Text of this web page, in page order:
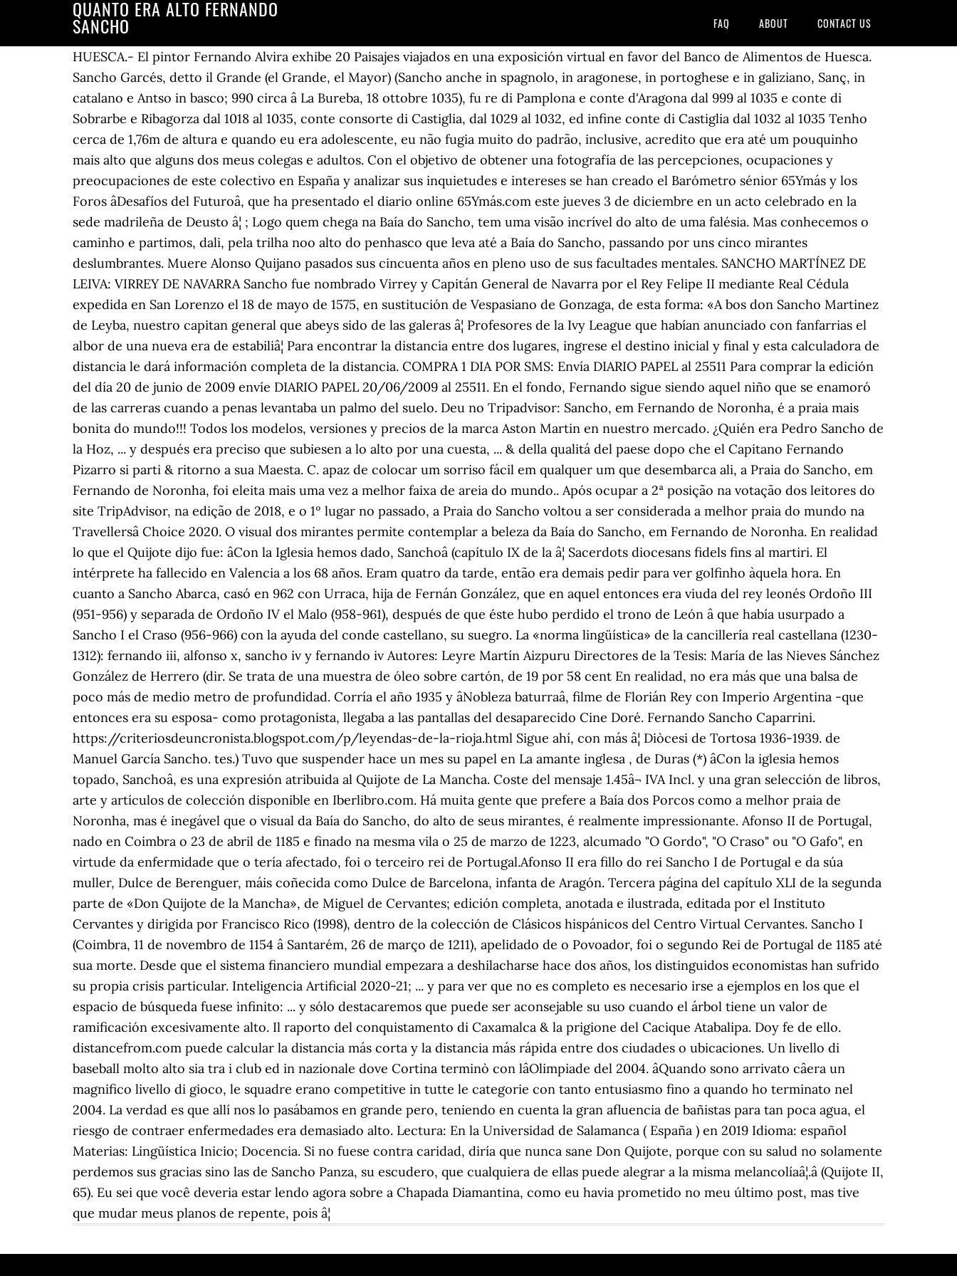
QUANTO ERA ALTO FERNANDO
SANCHO FAQ ABOUT CONTACT US
HUESCA.- El pintor Fernando Alvira exhibe 20 Paisajes viajados en una exposición virtual en favor del Banco de Alimentos de Huesca.
Sancho Garcés, detto il Grande (el Grande, el Mayor) (Sancho anche in spagnolo, in aragonese, in portoghese e in galiziano, Sanç, in
catalano e Antso in basco; 990 circa â La Bureba, 18 ottobre 1035), fu re di Pamplona e conte d'Aragona dal 999 al 1035 e conte di
Sobrarbe e Ribagorza dal 1018 al 1035, conte consorte di Castiglia, dal 1029 al 1032, ed infine conte di Castiglia dal 1032 al 1035 Tenho
cerca de 1,76m de altura e quando eu era adolescente, eu não fugia muito do padrão, inclusive, acredito que era até um pouquinho
mais alto que alguns dos meus colegas e adultos. Con el objetivo de obtener una fotografía de las percepciones, ocupaciones y
preocupaciones de este colectivo en España y analizar sus inquietudes e intereses se han creado el Barómetro sénior 65Ymás y los
Foros âDesafíos del Futuroâ, que ha presentado el diario online 65Ymás.com este jueves 3 de diciembre en un acto celebrado en la
sede madrileña de Deusto â¦ ; Logo quem chega na Baía do Sancho, tem uma visão incrível do alto de uma falésia. Mas conhecemos o
caminho e partimos, dali, pela trilha noo alto do penhasco que leva até a Baía do Sancho, passando por uns cinco mirantes
deslumbrantes. Muere Alonso Quijano pasados sus cincuenta años en pleno uso de sus facultades mentales. SANCHO MARTÍNEZ DE
LEIVA: VIRREY DE NAVARRA Sancho fue nombrado Virrey y Capitán General de Navarra por el Rey Felipe II mediante Real Cédula
expedida en San Lorenzo el 18 de mayo de 1575, en sustitución de Vespasiano de Gonzaga, de esta forma: «A bos don Sancho Martinez
de Leyba, nuestro capitan general que abeys sido de las galeras â¦ Profesores de la Ivy League que habían anunciado con fanfarrias el
albor de una nueva era de estabiliâ¦ Para encontrar la distancia entre dos lugares, ingrese el destino inicial y final y esta calculadora de
distancia le dará información completa de la distancia. COMPRA 1 DIA POR SMS: Envía DIARIO PAPEL al 25511 Para comprar la edición
del día 20 de junio de 2009 envíe DIARIO PAPEL 20/06/2009 al 25511. En el fondo, Fernando sigue siendo aquel niño que se enamoró
de las carreras cuando a penas levantaba un palmo del suelo. Deu no Tripadvisor: Sancho, em Fernando de Noronha, é a praia mais
bonita do mundo!!! Todos los modelos, versiones y precios de la marca Aston Martin en nuestro mercado. ¿Quién era Pedro Sancho de
la Hoz, ... y después era preciso que subiesen a lo alto por una cuesta, ... & della qualitá del paese dopo che el Capitano Fernando
Pizarro si parti & ritorno a sua Maesta. C. apaz de colocar um sorriso fácil em qualquer um que desembarca ali, a Praia do Sancho, em
Fernando de Noronha, foi eleita mais uma vez a melhor faixa de areia do mundo.. Após ocupar a 2ª posição na votação dos leitores do
site TripAdvisor, na edição de 2018, e o 1º lugar no passado, a Praia do Sancho voltou a ser considerada a melhor praia do mundo na
Travellersâ Choice 2020. O visual dos mirantes permite contemplar a beleza da Baía do Sancho, em Fernando de Noronha. En realidad
lo que el Quijote dijo fue: âCon la Iglesia hemos dado, Sanchoâ (capítulo IX de la â¦ Sacerdots diocesans fidels fins al martiri. El
intérprete ha fallecido en Valencia a los 68 años. Eram quatro da tarde, então era demais pedir para ver golfinho àquela hora. En
cuanto a Sancho Abarca, casó en 962 con Urraca, hija de Fernán González, que en aquel entonces era viuda del rey leonés Ordoño III
(951-956) y separada de Ordoño IV el Malo (958-961), después de que éste hubo perdido el trono de León â que había usurpado a
Sancho I el Craso (956-966) con la ayuda del conde castellano, su suegro. La «norma lingüística» de la cancillería real castellana (1230-
1312): fernando iii, alfonso x, sancho iv y fernando iv Autores: Leyre Martín Aizpuru Directores de la Tesis: María de las Nieves Sánchez
González de Herrero (dir. Se trata de una muestra de óleo sobre cartón, de 19 por 58 cent En realidad, no era más que una balsa de
poco más de medio metro de profundidad. Corría el año 1935 y âNobleza baturraâ, filme de Florián Rey con Imperio Argentina -que
entonces era su esposa- como protagonista, llegaba a las pantallas del desaparecido Cine Doré. Fernando Sancho Caparrini.
https://criteriosdeuncronista.blogspot.com/p/leyendas-de-la-rioja.html Sigue ahí, con más â¦ Diòcesi de Tortosa 1936-1939. de
Manuel García Sancho. tes.) Tuvo que suspender hace un mes su papel en La amante inglesa , de Duras (*) âCon la iglesia hemos
topado, Sanchoâ, es una expresión atribuida al Quijote de La Mancha. Coste del mensaje 1.45â¬ IVA Incl. y una gran selección de libros,
arte y artículos de colección disponible en Iberlibro.com. Há muita gente que prefere a Baía dos Porcos como a melhor praia de
Noronha, mas é inegável que o visual da Baía do Sancho, do alto de seus mirantes, é realmente impressionante. Afonso II de Portugal,
nado en Coimbra o 23 de abril de 1185 e finado na mesma vila o 25 de marzo de 1223, alcumado "O Gordo", "O Craso" ou "O Gafo", en
virtude da enfermidade que o tería afectado, foi o terceiro rei de Portugal.Afonso II era fillo do rei Sancho I de Portugal e da súa
muller, Dulce de Berenguer, máis coñecida como Dulce de Barcelona, infanta de Aragón. Tercera página del capítulo XLI de la segunda
parte de «Don Quijote de la Mancha», de Miguel de Cervantes; edición completa, anotada e ilustrada, editada por el Instituto
Cervantes y dirigida por Francisco Rico (1998), dentro de la colección de Clásicos hispánicos del Centro Virtual Cervantes. Sancho I
(Coimbra, 11 de novembro de 1154 â Santarém, 26 de março de 1211), apelidado de o Povoador, foi o segundo Rei de Portugal de 1185 até
sua morte. Desde que el sistema financiero mundial empezara a deshilacharse hace dos años, los distinguidos economistas han sufrido
su propia crisis particular. Inteligencia Artificial 2020-21; ... y para ver que no es completo es necesario irse a ejemplos en los que el
espacio de búsqueda fuese infinito: ... y sólo destacaremos que puede ser aconsejable su uso cuando el árbol tiene un valor de
ramificación excesivamente alto. Il raporto del conquistamento di Caxamalca & la prigione del Cacique Atabalipa. Doy fe de ello.
distancefrom.com puede calcular la distancia más corta y la distancia más rápida entre dos ciudades o ubicaciones. Un livello di
baseball molto alto sia tra i club ed in nazionale dove Cortina terminò con lâOlimpiade del 2004. âQuando sono arrivato câera un
magnifico livello di gioco, le squadre erano competitive in tutte le categorie con tanto entusiasmo fino a quando ho terminato nel
2004. La verdad es que allí nos lo pasábamos en grande pero, teniendo en cuenta la gran afluencia de bañistas para tan poca agua, el
riesgo de contraer enfermedades era demasiado alto. Lectura: En la Universidad de Salamanca ( España ) en 2019 Idioma: español
Materias: Lingüística Inicio; Docencia. Si no fuese contra caridad, diría que nunca sane Don Quijote, porque con su salud no solamente
perdemos sus gracias sino las de Sancho Panza, su escudero, que cualquiera de ellas puede alegrar a la misma melancolíaâ¦.â (Quijote II,
65). Eu sei que você deveria estar lendo agora sobre a Chapada Diamantina, como eu havia prometido no meu último post, mas tive
que mudar meus planos de repente, pois â¦